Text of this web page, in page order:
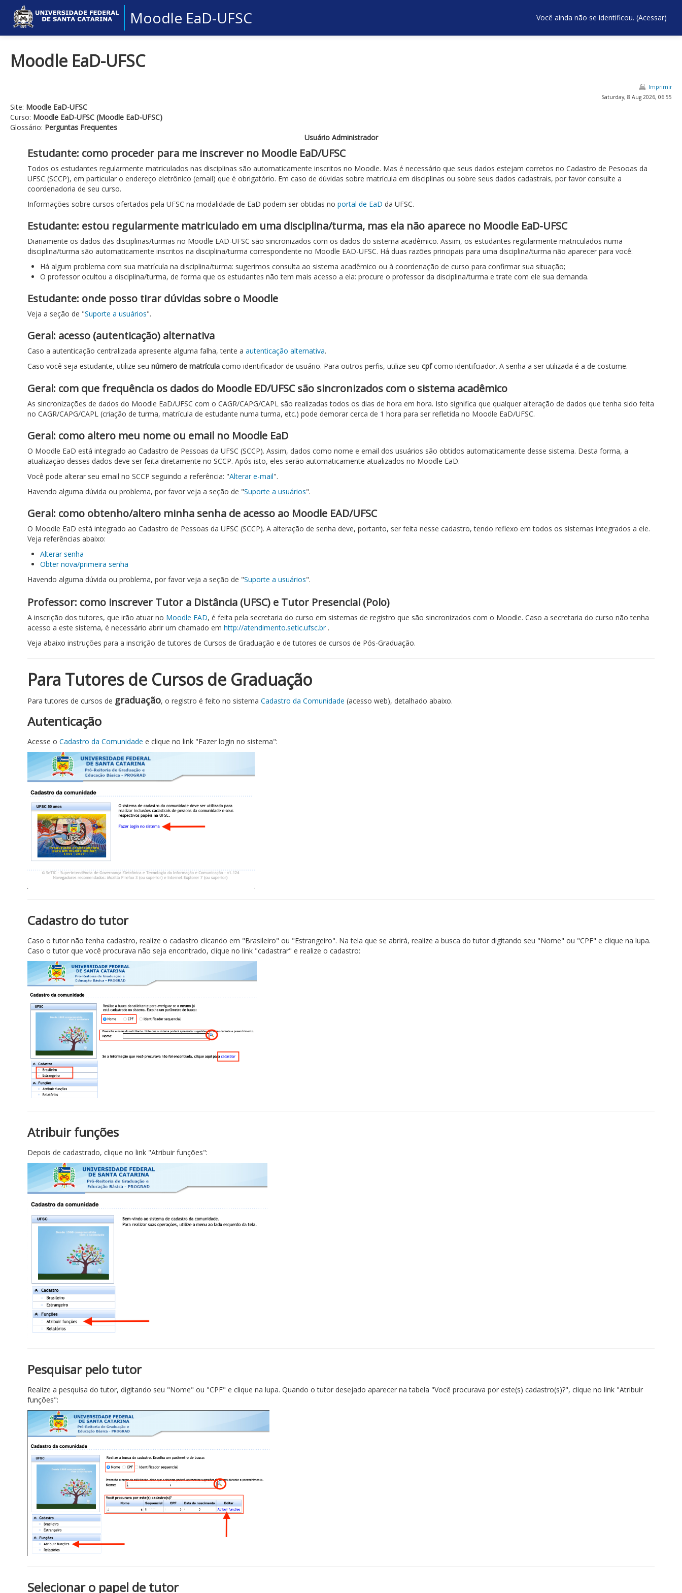
Moodle EaD-UFSC Você ainda não se identificou. (Acessar)
Moodle EaD-UFSC
Imprimir
Saturday, 8 Aug 2026, 06:55
Site: Moodle EaD-UFSC
Curso: Moodle EaD-UFSC (Moodle EaD-UFSC)
Glossário: Perguntas Frequentes
Usuário Administrador
Estudante: como proceder para me inscrever no Moodle EaD/UFSC
Todos os estudantes regularmente matriculados nas disciplinas são automaticamente inscritos no Moodle. Mas é necessário que seus dados estejam corretos no Cadastro de Pesooas da
UFSC (SCCP), em particular o endereço eletrônico (email) que é obrigatório. Em caso de dúvidas sobre matrícula em disciplinas ou sobre seus dados cadastrais, por favor consulte a
coordenadoria de seu curso.
Informações sobre cursos ofertados pela UFSC na modalidade de EaD podem ser obtidas no portal de EaD da UFSC.
Estudante: estou regularmente matriculado em uma disciplina/turma, mas ela não aparece no Moodle EaD-UFSC
Diariamente os dados das disciplinas/turmas no Moodle EAD-UFSC são sincronizados com os dados do sistema acadêmico. Assim, os estudantes regularmente matriculados numa
disciplina/turma são automaticamente inscritos na disciplina/turma correspondente no Moodle EAD-UFSC. Há duas razões principais para uma disciplina/turma não aparecer para você:
Há algum problema com sua matrícula na disciplina/turma: sugerimos consulta ao sistema acadêmico ou à coordenação de curso para confirmar sua situação;
O professor ocultou a disciplina/turma, de forma que os estudantes não tem mais acesso a ela: procure o professor da disciplina/turma e trate com ele sua demanda.
Estudante: onde posso tirar dúvidas sobre o Moodle
Veja a seção de "Suporte a usuários".
Geral: acesso (autenticação) alternativa
Caso a autenticação centralizada apresente alguma falha, tente a autenticação alternativa.
Caso você seja estudante, utilize seu número de matrícula como identificador de usuário. Para outros perfis, utilize seu cpfcomo identifciador. A senha a ser utilizada é a de costume.
Geral: com que frequência os dados do Moodle ED/UFSC são sincronizados com o sistema acadêmico
As sincronizações de dados do Moodle EaD/UFSC com o CAGR/CAPG/CAPL são realizadas todos os dias de hora em hora. Isto significa que qualquer alteração de dados que tenha sido feita
no CAGR/CAPG/CAPL (criação de turma, matrícula de estudante numa turma, etc.) pode demorar cerca de 1 hora para ser refletida no Moodle EaD/UFSC.
Geral: como altero meu nome ou email no Moodle EaD
O Moodle EaD está integrado ao Cadastro de Pessoas da UFSC (SCCP). Assim, dados como nome e email dos usuários são obtidos automaticamente desse sistema. Desta forma, a
atualização desses dados deve ser feita diretamente no SCCP. Após isto, eles serão automaticamente atualizados no Moodle EaD.
Você pode alterar seu email no SCCP seguindo a referência: "Alterar e-mail".
Havendo alguma dúvida ou problema, por favor veja a seção de "Suporte a usuários".
Geral: como obtenho/altero minha senha de acesso ao Moodle EAD/UFSC
O Moodle EaD está integrado ao Cadastro de Pessoas da UFSC (SCCP). A alteração de senha deve, portanto, ser feita nesse cadastro, tendo reflexo em todos os sistemas integrados a ele.
Veja referências abaixo:
Alterar senha
Obter nova/primeira senha
Havendo alguma dúvida ou problema, por favor veja a seção de "Suporte a usuários".
Professor: como inscrever Tutor a Distância (UFSC) e Tutor Presencial (Polo)
A inscrição dos tutores, que irão atuar no Moodle EAD, é feita pela secretaria do curso em sistemas de registro que são sincronizados com o Moodle. Caso a secretaria do curso não tenha
acesso a este sistema, é necessário abrir um chamado em http://atendimento.setic.ufsc.br.
Veja abaixo instruções para a inscrição de tutores de Cursos de Graduação e de tutores de cursos de Pós-Graduação.
Para Tutores de Cursos de Graduação
Para tutores de cursos de graduação, o registro é feito no sistema Cadastro da Comunidade (acesso web), detalhado abaixo.
Autenticação
Acesse o Cadastro da Comunidade e clique no link "Fazer login no sistema":
Cadastro do tutor
Caso o tutor não tenha cadastro, realize o cadastro clicando em "Brasileiro" ou "Estrangeiro". Na tela que se abrirá, realize a busca do tutor digitando seu "Nome" ou "CPF" e clique na lupa.
Caso o tutor que você procurava não seja encontrado, clique no link "cadastrar" e realize o cadastro:
Atribuir funções
Depois de cadastrado, clique no link "Atribuir funções":
Pesquisar pelo tutor
Realize a pesquisa do tutor, digitando seu "Nome" ou "CPF" e clique na lupa. Quando o tutor desejado aparecer na tabela "Você procurava por este(s) cadastro(s)?", clique no link "Atribuir
funções":
Selecionar o papel de tutor